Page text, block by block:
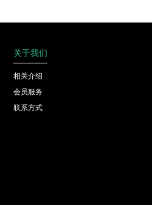
关于我们
相关介绍
会员服务
联系方式